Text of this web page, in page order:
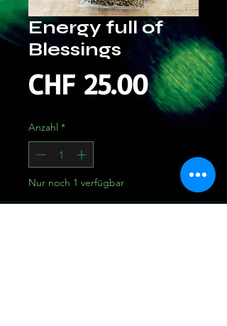
Energy full of
Blessings
CHF 25.00Preis
Anzahl *
Nur noch 1 verfügbar